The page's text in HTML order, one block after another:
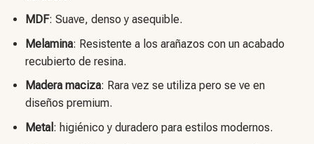
MDF: Suave, denso y asequible.
Melamina: Resistente a los arañazos con un acabado
recubierto de resina.
Madera maciza: Rara vez se utiliza pero se ve en
diseños premium.
Metal : higiénico y duradero para estilos modernos.